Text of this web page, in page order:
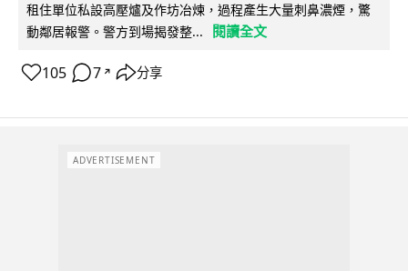
租住單位私設高壓爐及作坊冶煉，過程產生大量刺鼻濃煙，驚
動鄰居報警。警方到場揭發整...
閱讀全文
105 7 ↗ 分享
ADVERTISEMENT